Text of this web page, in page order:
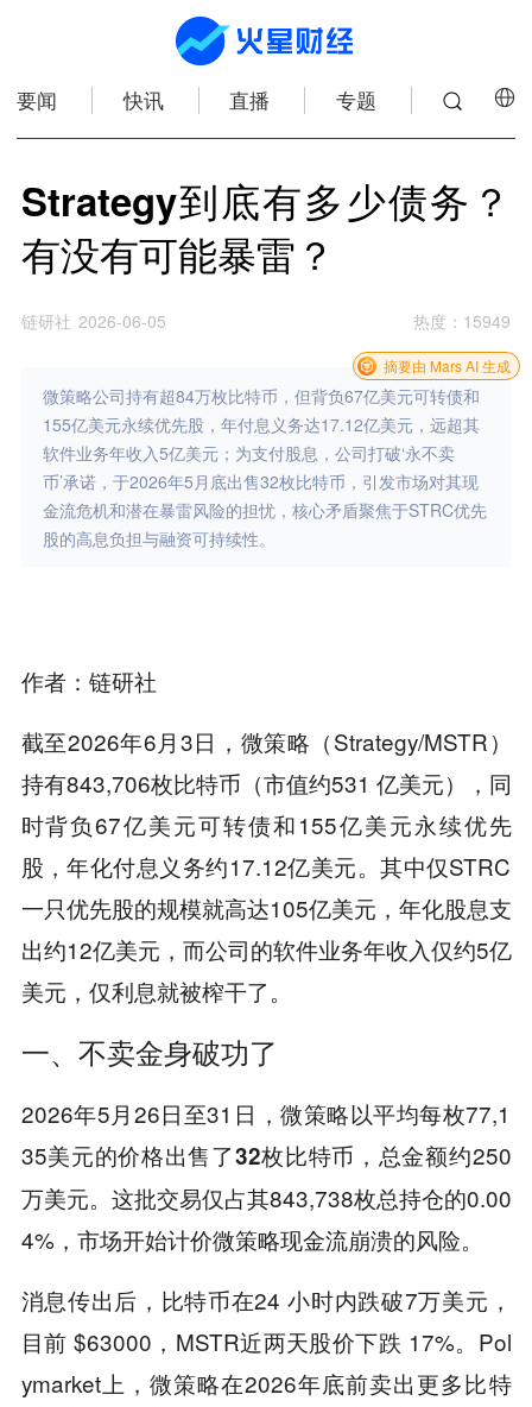
要闻 快讯 直播 专题
Strategy到底有多少债务？
有没有可能暴雷？
链研社 2026-06-05 热度 ： 15949
微策略公司持有超84万枚比特币，但背负67亿美元可转债和
155亿美元永续优先股，年付息义务达17.12亿美元，远超其
软件业务年收入5亿美元；为支付股息，公司打破‘永不卖
币’承诺，于2026年5月底出售32枚比特币，引发市场对其现
金流危机和潜在暴雷风险的担忧，核心矛盾聚焦于STRC优先
股的高息负担与融资可持续性。
摘要由 Mars AI 生成
作者：链研社
截至2026年6月3日，微策略（Strategy/MSTR）
持有843,706枚比特币（市值约531 亿美元），同
时背负67亿美元可转债和155亿美元永续优先
股，年化付息义务约17.12亿美元。其中仅STRC
一只优先股的规模就高达105亿美元，年化股息支
出约12亿美元，而公司的软件业务年收入仅约5亿
美元，仅利息就被榨干了。
一、不卖金身破功了
2026年5月26日至31日，微策略以平均每枚77,1
35美元的价格出售了32枚比特币 ，总金额约250
万美元。这批交易仅占其843,738枚总持仓的0.00
4%，市场开始计价微策略现金流崩溃的风险。
消息传出后，比特币在24 小时内跌破7万美元，
目前 $63000，MSTR近两天股价下跌 17%。Pol
ymarket上，微策略在2026年底前卖出更多比特